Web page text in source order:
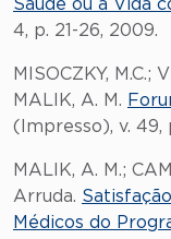
Saúde ou a Vida
4, p. 21-26, 2009.
MISOCZKY, M.C.;
MALIK, A. M.
(Impresso), v. 49,
MALIK, A. M.;
Arruda.
Médicos do